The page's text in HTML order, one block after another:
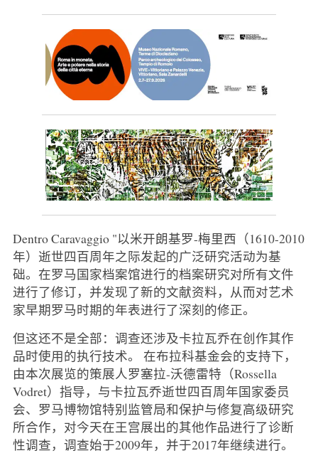
Dentro Caravaggio "以米开朗基罗-梅里西（1610-2010
年）逝世四百周年之际发起的广泛研究活动为基
础。在罗马国家档案馆进行的档案研究对所有文件
进行了修订，并发现了新的文献资料，从而对艺术
家早期罗马时期的年表进行了深刻的修正。
但这还不是全部：调查还涉及卡拉瓦乔在创作其作
品时使用的执行技术。 在布拉科基金会的支持下，
由本次展览的策展人罗塞拉-沃德雷特（Rossella
Vodret）指导，与卡拉瓦乔逝世四百周年国家委员
会、罗马博物馆特别监管局和保护与修复高级研究
所合作，对今天在王宫展出的其他作品进行了诊断
性调查，调查始于2009年，并于2017年继续进行。